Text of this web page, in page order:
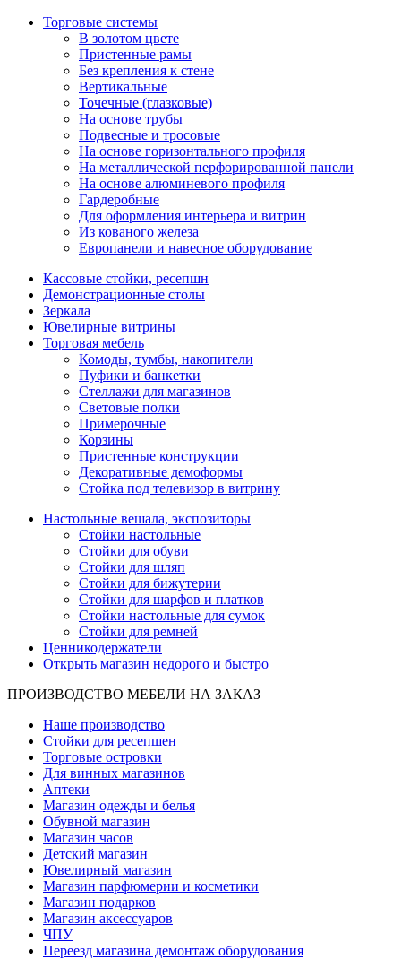
Торговые системы
В золотом цвете
Пристенные рамы
Без крепления к стене
Вертикальные
Точечные (глазковые)
На основе трубы
Подвесные и тросовые
На основе горизонтального профиля
На металлической перфорированной панели
На основе алюминевого профиля
Гардеробные
Для оформления интерьера и витрин
Из кованого железа
Европанели и навесное оборудование
Кассовые стойки, ресепшн
Демонстрационные столы
Зеркала
Ювелирные витрины
Торговая мебель
Комоды, тумбы, накопители
Пуфики и банкетки
Стеллажи для магазинов
Световые полки
Примерочные
Корзины
Пристенные конструкции
Декоративные демоформы
Стойка под телевизор в витрину
Настольные вешала, экспозиторы
Стойки настольные
Стойки для обуви
Стойки для шляп
Стойки для бижутерии
Стойки для шарфов и платков
Стойки настольные для сумок
Стойки для ремней
Ценникодержатели
Открыть магазин недорого и быстро
ПРОИЗВОДСТВО МЕБЕЛИ НА ЗАКАЗ
Наше производство
Стойки для ресепшен
Торговые островки
Для винных магазинов
Аптеки
Магазин одежды и белья
Обувной магазин
Магазин часов
Детский магазин
Ювелирный магазин
Магазин парфюмерии и косметики
Магазин подарков
Магазин аксессуаров
ЧПУ
Переезд магазина демонтаж оборудования